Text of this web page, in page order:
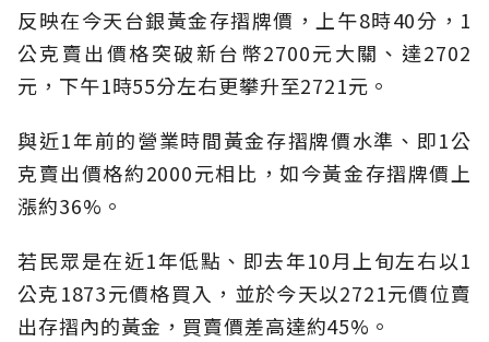
反映在今天台銀黃金存摺牌價，上午8時40分，1
公克賣出價格突破新台幣2700元大關、達2702
元，下午1時55分左右更攀升至2721元。
與近1年前的營業時間黃金存摺牌價水準、即1公
克賣出價格約2000元相比，如今黃金存摺牌價上
漲約36%。
若民眾是在近1年低點、即去年10月上旬左右以1
公克1873元價格買入，並於今天以2721元價位賣
出存摺內的黃金，買賣價差高達約45%。